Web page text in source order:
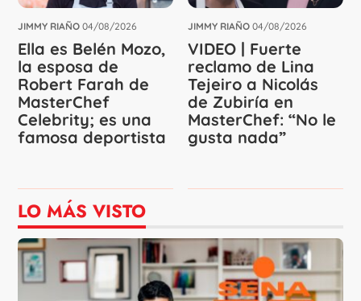
JIMMY RIAÑO 04/08/2026
Ella es Belén Mozo,
la esposa de
Robert Farah de
MasterChef
Celebrity; es una
famosa deportista
JIMMY RIAÑO 04/08/2026
VIDEO | Fuerte
reclamo de Lina
Tejeiro a Nicolás
de Zubiría en
MasterChef: “No le
gusta nada”
LO MÁS VISTO